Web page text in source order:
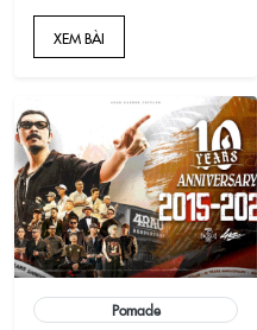
đ&acirc;u c&oacute;&rdquo;
Tập đo&agrave;n
đ&atilde; ch&iacute;nh thức
mở HAUS NOWHERE
SEOUL v&agrave;o
th&aacute;ng
9/2025&mdash;đồng thời
l&agrave; trụ sở mới của
h&atilde;ng
XEM BÀI
Pomade